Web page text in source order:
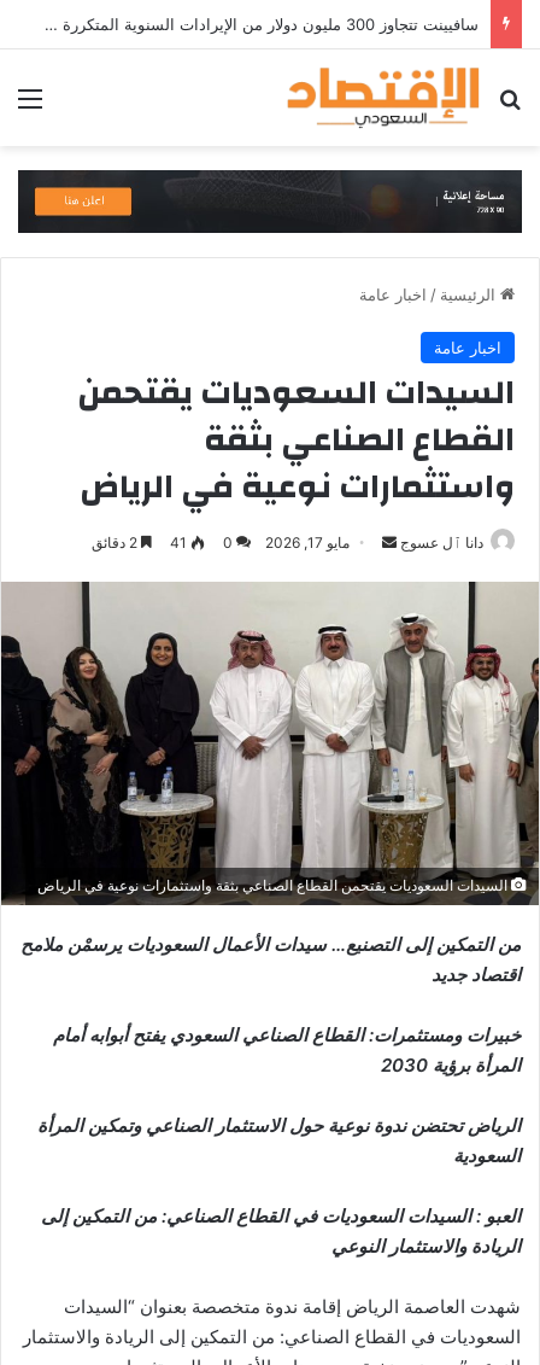
سافيينت تتجاوز 300 مليون دولار من الإيرادات السنوية المتكررة وتطلق منصة Zuma لأمن الهويات المؤسسية المعتمدة على الذكاء الاصطناعي
بحث عن
الرئيسية / اخبار عامة
اخبار عامة
السيدات السعوديات يقتحمن
القطاع الصناعي بثقة
واستثمارات نوعية في الرياض
دانا ٱل عسوج
أرسل مايو 17, 2026 0
41
السيدات السعوديات يقتحمن القطاع الصناعي بثقة واستثمارات نوعية في الرياض
من التمكين إلى التصنيع… سيدات الأعمال السعوديات يرسمْن ملامح
اقتصاد جديد
خبيرات ومستثمرات: القطاع الصناعي السعودي يفتح أبوابه أمام
المرأة برؤية 2030
الرياض تحتضن ندوة نوعية حول الاستثمار الصناعي وتمكين المرأة
السعودية
العبو : السيدات السعوديات في القطاع الصناعي: من التمكين إلى
الريادة والاستثمار النوعي
شهدت العاصمة الرياض إقامة ندوة متخصصة بعنوان “السيدات
السعوديات في القطاع الصناعي: من التمكين إلى الريادة والاستثمار